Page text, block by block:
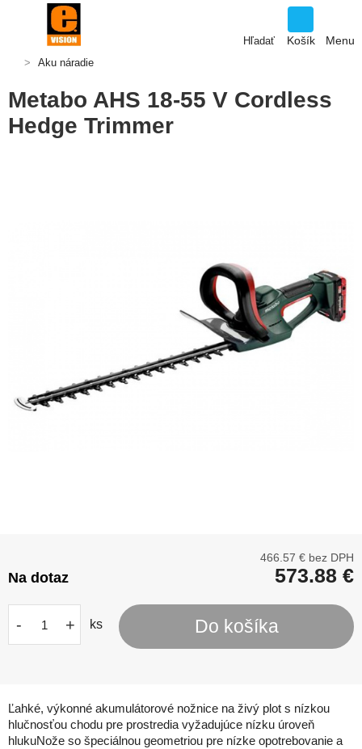
Hľadať Košík Menu
Aku náradie
Metabo AHS 18-55 V Cordless
Hedge Trimmer
Ľahké, výkonné akumulátorové nožnice na živý plot s nízkou
hlučnosťou chodu pre prostredia vyžadujúce nízku úroveň
hlukuNože so špeciálnou geometriou pre nízke opotrebovanie a
466.57 € bez DPH
Na dotaz 573.88 €
- + ks Do košíka